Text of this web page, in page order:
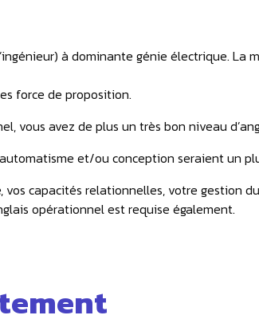
à dominante génie électrique. La
force de proposition.
vous avez de plus un très bon niveau
et/ou conception seraient un
capacités relationnelles, votre gestion
opérationnel est requise également.